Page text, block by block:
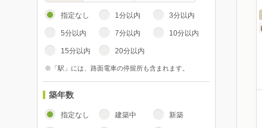
指定なし 1分以内 3分以内
5分以内 7分以内 10分以内
15分以内 20分以内
※「駅」には、路面電車の停留所も含まれます。
築年数
指定なし 建築中 新築